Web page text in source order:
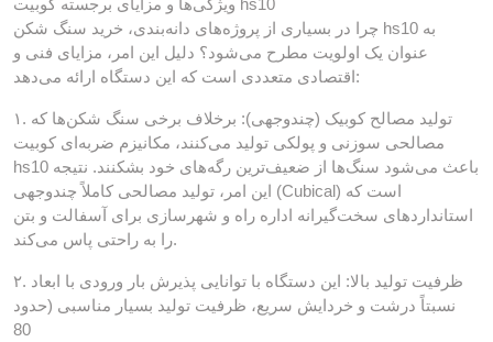
ویژگی‌ها و مزایای برجسته کوبیت hs10
چرا در بسیاری از پروژه‌های دانه‌بندی، خرید سنگ شکن hs10 به
عنوان یک اولویت مطرح می‌شود؟ دلیل این امر، مزایای فنی و
اقتصادی متعددی است که این دستگاه ارائه می‌دهد:
۱. تولید مصالح کوبیک (چندوجهی): برخلاف برخی سنگ شکن‌ها که
مصالحی سوزنی و پولکی تولید می‌کنند، مکانیزم ضربه‌ای کوبیت
hs10 باعث می‌شود سنگ‌ها از ضعیف‌ترین رگه‌های خود بشکنند. نتیجه
این امر، تولید مصالحی کاملاً چندوجهی (Cubical) است که
استانداردهای سخت‌گیرانه اداره راه و شهرسازی برای آسفالت و بتن
را به راحتی پاس می‌کند.
۲. ظرفیت تولید بالا: این دستگاه با توانایی پذیرش بار ورودی با ابعاد
نسبتاً درشت و خردایش سریع، ظرفیت تولید بسیار مناسبی (حدود
80